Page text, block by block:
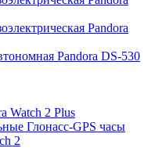
Pandora
Pandora DS-530
Watch 2 Plus
Глонасс-GPS часы
2